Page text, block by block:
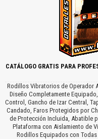
CATÁLOGO GRATIS PARA
Rodillos Vibratorios de Operador
Diseño Completamente
Control, Gancho de Izar Central,
Candado, Faros Protegidos por
de Protección Incluida, Abatible
Plataforma con Aislamiento de
Rodillos Equipados con